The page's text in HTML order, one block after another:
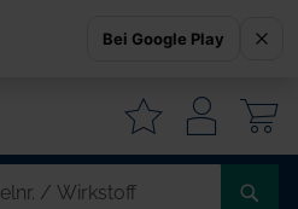
Bei Google Play